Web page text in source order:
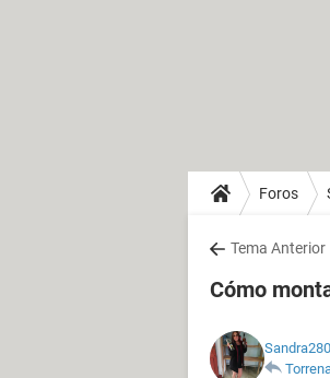
Foros
Tema Anterior
Cómo